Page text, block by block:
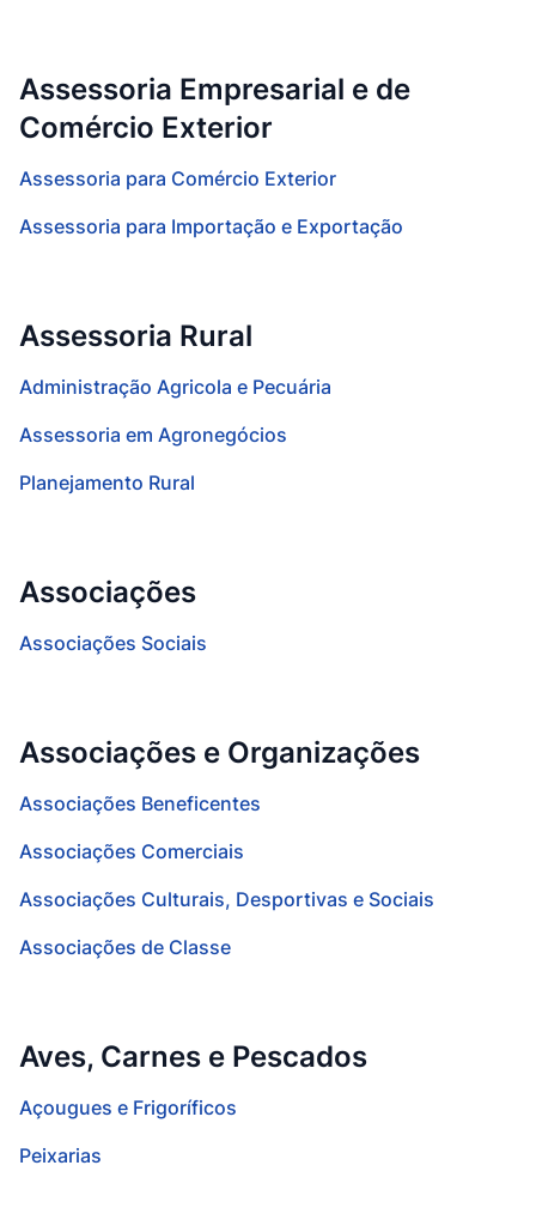
Assessoria Empresarial e de
Comércio Exterior
Assessoria para Comércio Exterior
Assessoria para Importação e Exportação
Assessoria Rural
Administração Agricola e Pecuária
Assessoria em Agronegócios
Planejamento Rural
Associações
Associações Sociais
Associações e Organizações
Associações Beneficentes
Associações Comerciais
Associações Culturais, Desportivas e Sociais
Associações de Classe
Aves, Carnes e Pescados
Açougues e Frigoríficos
Peixarias